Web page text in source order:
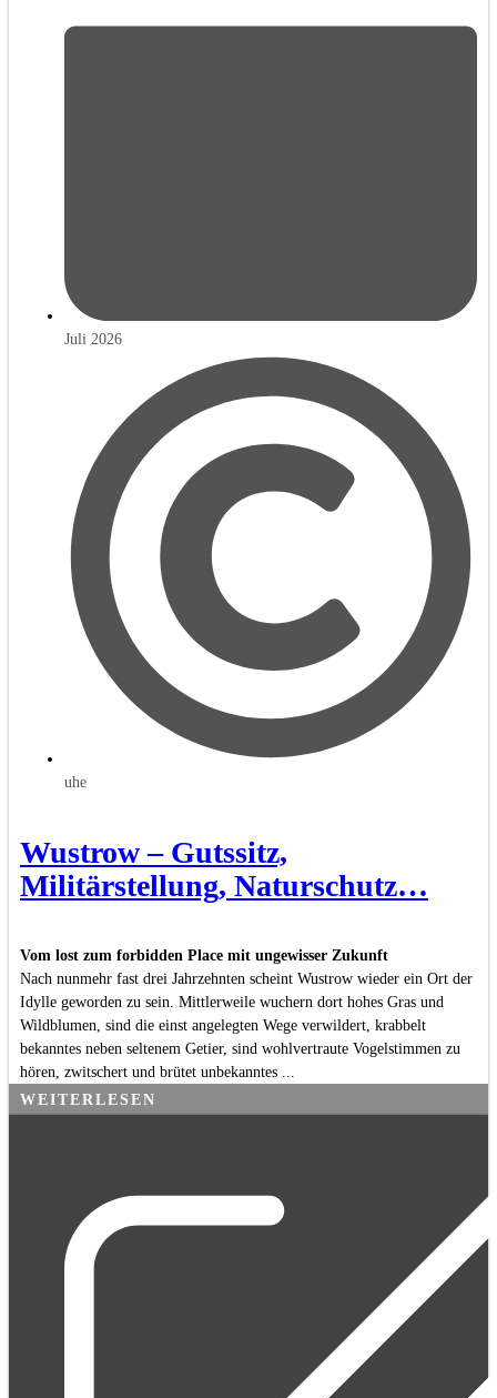
Juli 2026
uhe
Wustrow – Gutssitz,
Militärstellung, Naturschutz…
Vom lost zum forbidden Place mit ungewisser Zukunft
Nach nunmehr fast drei Jahrzehnten scheint Wustrow wieder ein Ort der
Idylle geworden zu sein. Mittlerweile wuchern dort hohes Gras und
Wildblumen, sind die einst angelegten Wege verwildert, krabbelt
bekanntes neben seltenem Getier, sind wohlvertraute Vogelstimmen zu
hören, zwitschert und brütet unbekanntes ...
WEITERLESEN